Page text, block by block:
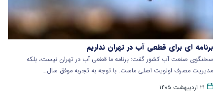
برنامه ای برای قطعی آب در تهران نداریم
سخنگوی صنعت آب کشور گفت: برنامه ما قطعی آب در تهران نیست، بلکه
مدیریت مصرف اولویت اصلی ماست. با توجه به تجربه موفق سال…
۲۱ اردیبهشت ۱۴۰۵